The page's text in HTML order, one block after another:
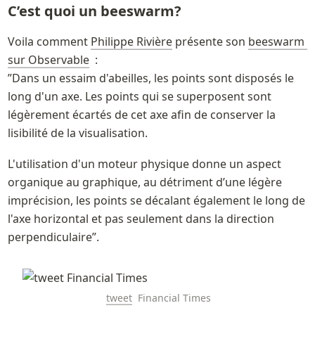
C’est quoi un beeswarm?
Voila comment Philippe Rivière présente son beeswarm
sur Observable
  :
”Dans un essaim d'abeilles, les points sont disposés le
long d'un axe. Les points qui se superposent sont
légèrement écartés de cet axe afin de conserver la
lisibilité de la visualisation.
L'utilisation d'un moteur physique donne un aspect
organique au graphique, au détriment d’une légère
imprécision, les points se décalant également le long de
l'axe horizontal et pas seulement dans la direction
perpendiculaire”.
tweet
  Financial Times